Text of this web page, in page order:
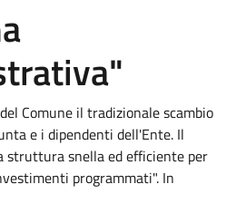
Comune il tradizionale scambio
e i dipendenti dell'Ente. Il
struttura snella ed efficiente per
programmati". In